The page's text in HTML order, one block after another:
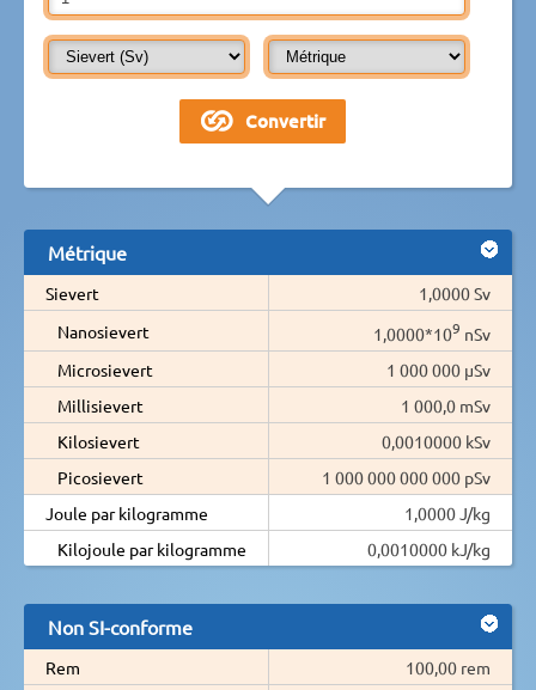
Métrique
Sievert
1,0000 Sv
Nanosievert
1,0000*109 nSv
Microsievert
1 000 000 µSv
Millisievert
1 000,0 mSv
Kilosievert
0,0010000 kSv
Picosievert
1 000 000 000 000 pSv
Joule par kilogramme
1,0000 J/kg
Kilojoule par kilogramme
0,0010000 kJ/kg
Non SI-conforme
Rem
100,00 rem